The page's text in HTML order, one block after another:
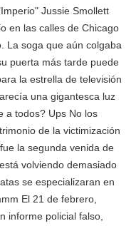
Jussie Smollett
en las calles de Chicago
La soga que aún colgaba
puerta más tarde puede
la estrella de televisión
una gigantesca luz
a todos? Ups No los
de la victimización
la segunda venida de
volviendo demasiado
se especializaran en
El 21 de febrero,
informe policial falso,